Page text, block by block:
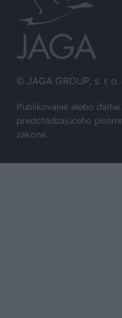
© JAGA GROUP, s. r.
Publikovanie alebo
predchádzajúceho
zákona.